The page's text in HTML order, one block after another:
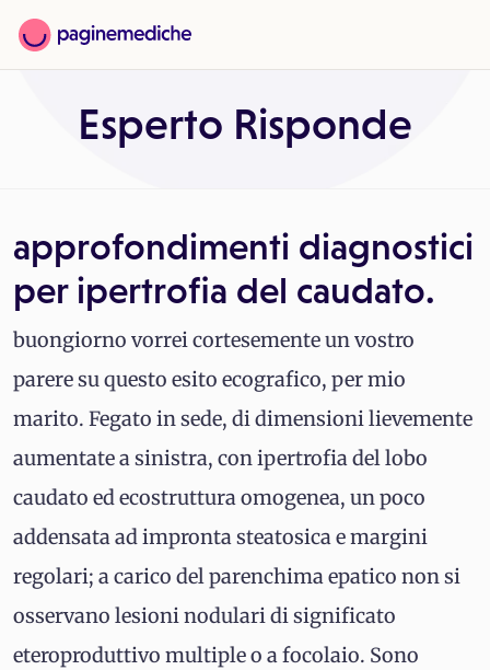
Esperto Risponde
approfondimenti diagnostici
per ipertrofia del caudato.
buongiorno vorrei cortesemente un vostro
parere su questo esito ecografico, per mio
marito. Fegato in sede, di dimensioni lievemente
aumentate a sinistra, con ipertrofia del lobo
caudato ed ecostruttura omogenea, un poco
addensata ad impronta steatosica e margini
regolari; a carico del parenchima epatico non si
osservano lesioni nodulari di significato
eteroproduttivo multiple o a focolaio. Sono